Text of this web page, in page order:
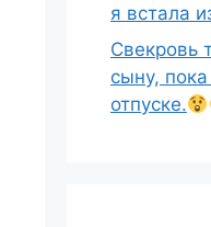
я встала
Свекровь
сыну,
отпуске.